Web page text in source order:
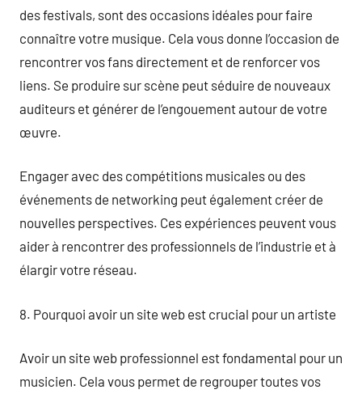
des festivals, sont des occasions idéales pour faire
connaître votre musique. Cela vous donne l’occasion de
rencontrer vos fans directement et de renforcer vos
liens. Se produire sur scène peut séduire de nouveaux
auditeurs et générer de l’engouement autour de votre
œuvre.
Engager avec des compétitions musicales ou des
événements de networking peut également créer de
nouvelles perspectives. Ces expériences peuvent vous
aider à rencontrer des professionnels de l’industrie et à
élargir votre réseau.
8. Pourquoi avoir un site web est crucial pour un artiste
Avoir un site web professionnel est fondamental pour un
musicien. Cela vous permet de regrouper toutes vos